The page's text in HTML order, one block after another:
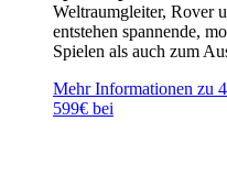
Weltraumgleiter, Rover
entstehen spannende,
Spielen als auch zum
Mehr Informationen zu
599€ bei